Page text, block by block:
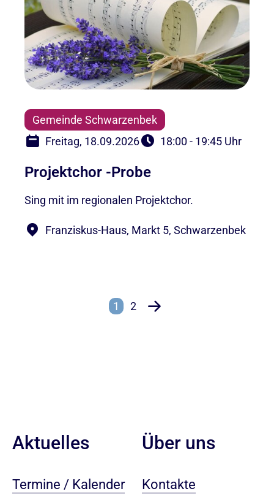
Gemeinde Schwarzenbek
Freitag, 18.09.2026
18:00 - 19:45 Uhr
Projektchor -Probe
Sing mit im regionalen Projektchor.
Franziskus-Haus, Markt 5, Schwarzenbek
1 2
Aktuelles
Termine / Kalender
Über uns
Kontakte